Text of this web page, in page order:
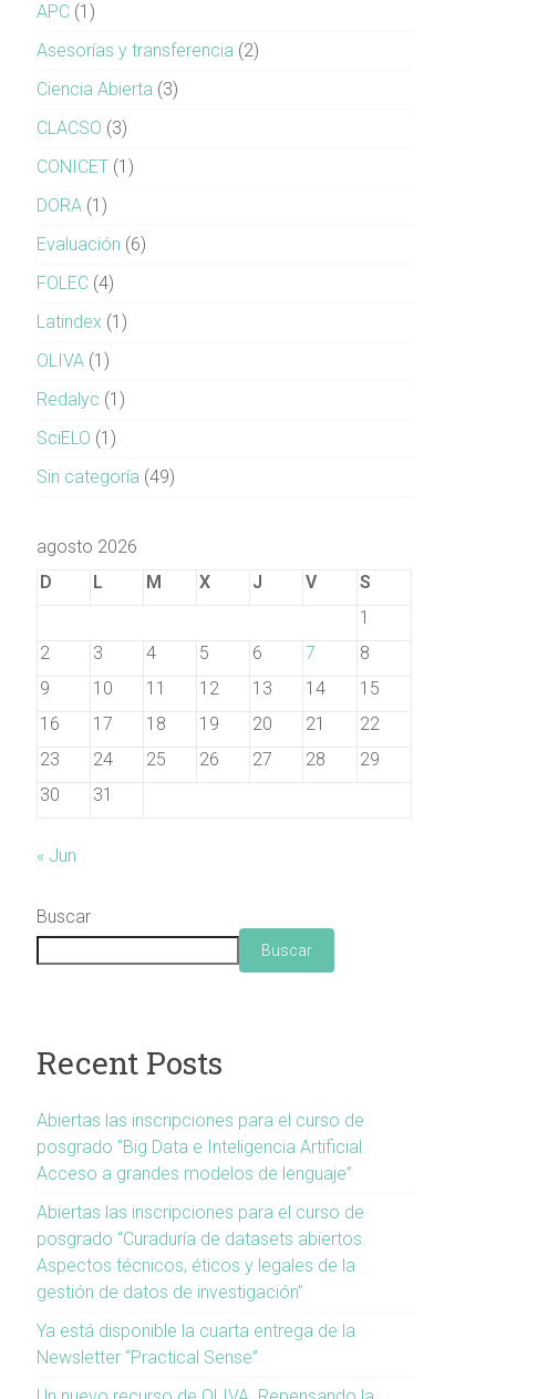
APC (1)
Asesorías y transferencia (2)
Ciencia Abierta (3)
CLACSO (3)
CONICET (1)
DORA (1)
Evaluación (6)
FOLEC (4)
Latindex (1)
OLIVA (1)
Redalyc (1)
SciELO (1)
Sin categoría (49)
agosto 2026
D
L M X J V
S
1
2
3 4 5 6 7
8
9
10 11 12 13 14
15
16
17 18 19 20 21
22
23
24 25 26 27 28
29
30
31
« Jun
Buscar
Buscar
Recent Posts
Abiertas las inscripciones para el curso de
posgrado “Big Data e Inteligencia Artificial.
Acceso a grandes modelos de lenguaje”
Abiertas las inscripciones para el curso de
posgrado “Curaduría de datasets abiertos.
Aspectos técnicos, éticos y legales de la
gestión de datos de investigación”
Ya está disponible la cuarta entrega de la
Newsletter “Practical Sense”